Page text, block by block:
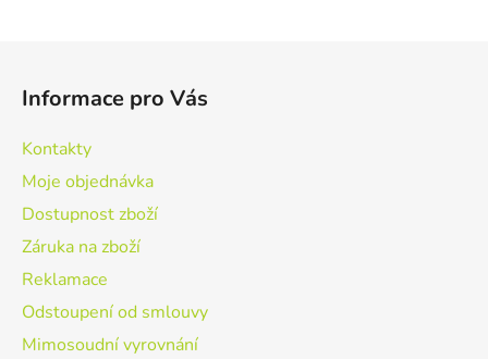
Informace pro Vás
Kontakty
Moje objednávka
Dostupnost zboží
Záruka na zboží
Reklamace
Odstoupení od smlouvy
Mimosoudní vyrovnání